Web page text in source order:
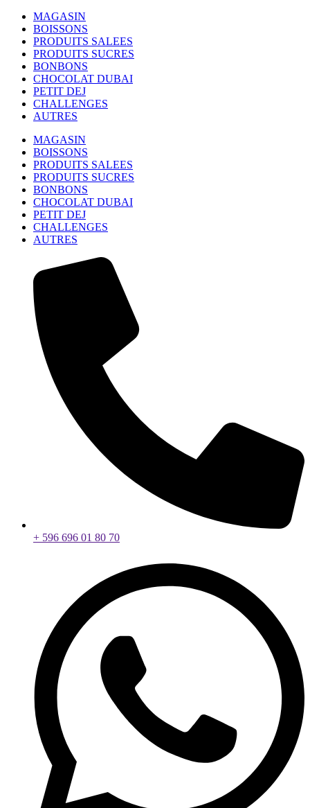
MAGASIN
BOISSONS
PRODUITS SALEES
PRODUITS SUCRES
BONBONS
CHOCOLAT DUBAI
PETIT DEJ
CHALLENGES
AUTRES
MAGASIN
BOISSONS
PRODUITS SALEES
PRODUITS SUCRES
BONBONS
CHOCOLAT DUBAI
PETIT DEJ
CHALLENGES
AUTRES
+ 596 696 01 80 70